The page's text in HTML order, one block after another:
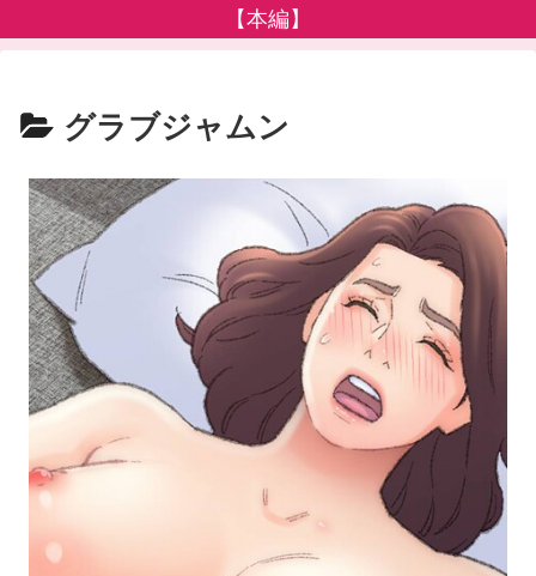
【本編】
グラブジャムン